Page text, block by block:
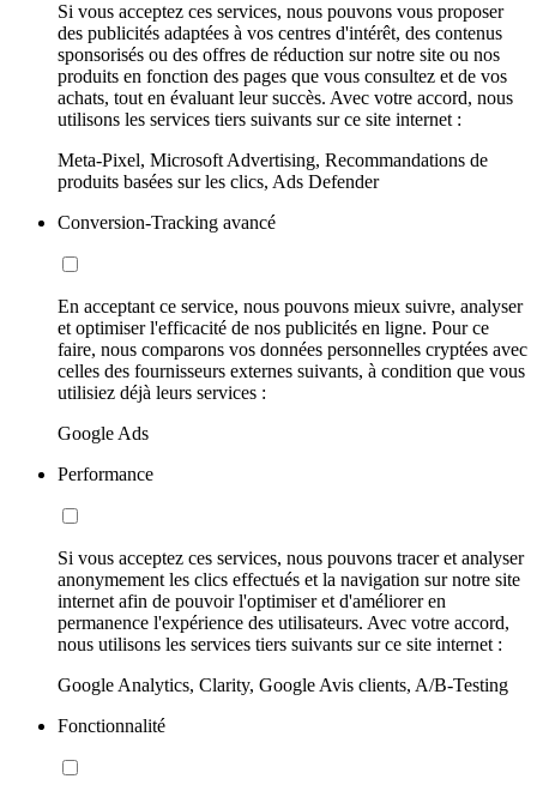
Si vous acceptez ces services, nous pouvons vous proposer
des publicités adaptées à vos centres d'intérêt, des contenus
sponsorisés ou des offres de réduction sur notre site ou nos
produits en fonction des pages que vous consultez et de vos
achats, tout en évaluant leur succès. Avec votre accord, nous
utilisons les services tiers suivants sur ce site internet :
Meta-Pixel, Microsoft Advertising, Recommandations de
produits basées sur les clics, Ads Defender
Conversion-Tracking avancé
En acceptant ce service, nous pouvons mieux suivre, analyser
et optimiser l'efficacité de nos publicités en ligne. Pour ce
faire, nous comparons vos données personnelles cryptées avec
celles des fournisseurs externes suivants, à condition que vous
utilisiez déjà leurs services :
Google Ads
Performance
Si vous acceptez ces services, nous pouvons tracer et analyser
anonymement les clics effectués et la navigation sur notre site
internet afin de pouvoir l'optimiser et d'améliorer en
permanence l'expérience des utilisateurs. Avec votre accord,
nous utilisons les services tiers suivants sur ce site internet :
Google Analytics, Clarity, Google Avis clients, A/B-Testing
Fonctionnalité